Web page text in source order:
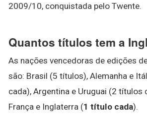
2009/10, conquistada pelo Twente.
Quantos títulos tem a
As nações vencedoras de edições
são: Brasil (5 títulos), Alemanha e
cada), Argentina e Uruguai (2 títulos
França e Inglaterra (1 título cada).